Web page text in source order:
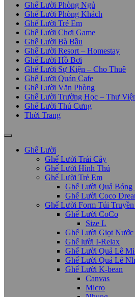
Ghế Lười Phòng Ngủ
Ghế Lười Phòng Khách
Ghế Lười Trẻ Em
Ghế Lười Chơi Game
Ghế Lười Bà Bầu
Ghế Lười Resort – Homestay
Ghế Lười Hồ Bơi
Ghế Lười Sự Kiện – Cho Thuê
Ghế Lười Quán Cafe
Ghế Lười Văn Phòng
Ghế Lười Trường Học – Thư
Ghế Lười Thú Cưng
Thời Trang
Ghế Lười
Ghế Lười Trái Cây
Ghế Lười Hình Thú
Ghế Lười Trẻ Em
Ghế Lười Quả Bóng
Ghế Lười Coco
Ghế Lười Form Túi
Ghế Lười CoCo
Size L
Ghế Lười Giọt
Ghế lười I-Relax
Ghế Lười Quả Lê
Ghế Lười Quả Lê
Ghế Lười K-bean
Canvas
Micro